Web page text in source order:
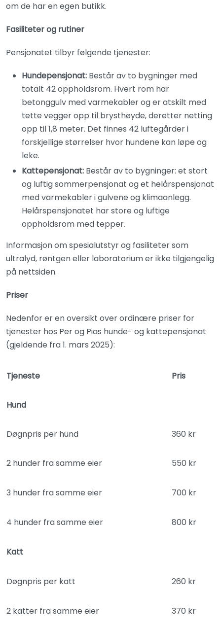
om de har en egen butikk.
Fasiliteter og rutiner
Pensjonatet tilbyr følgende tjenester:
Hundepensjonat: Består av to bygninger med
totalt 42 oppholdsrom. Hvert rom har
betonggulv med varmekabler og er atskilt med
tette vegger opp til brysthøyde, deretter netting
opp til 1,8 meter. Det finnes 42 luftegårder i
forskjellige størrelser hvor hundene kan løpe og
leke.
Kattepensjonat: Består av to bygninger: et stort
og luftig sommerpensjonat og et helårspensjonat
med varmekabler i gulvene og klimaanlegg.
Helårspensjonatet har store og luftige
oppholdsrom med tepper.
Informasjon om spesialutstyr og fasiliteter som
ultralyd, røntgen eller laboratorium er ikke tilgjengelig
på nettsiden.
Priser
Nedenfor er en oversikt over ordinære priser for
tjenester hos Per og Pias hunde- og kattepensjonat
(gjeldende fra 1. mars 2025):
Tjeneste Pris
Hund
Døgnpris per hund 360 kr
2 hunder fra samme eier 550 kr
3 hunder fra samme eier 700 kr
4 hunder fra samme eier 800 kr
Katt
Døgnpris per katt 260 kr
2 katter fra samme eier 370 kr